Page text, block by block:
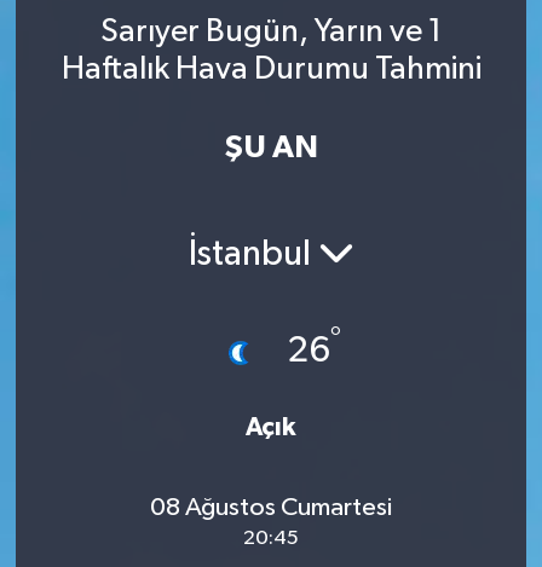
Sarıyer Bugün, Yarın ve 1
Haftalık Hava Durumu Tahmini
ŞU AN
İstanbul
26°
Açık
08 Ağustos Cumartesi
20:45
YAŞAM